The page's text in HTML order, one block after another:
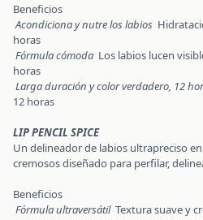
Beneficios
Acondiciona y nutre los labios
horas
Fórmula cómoda Los labios lucen
horas
Larga duración y color verdadero, 12
12 horas
LIP PENCIL SPICE
Un delineador de labios ultrapreciso
cremosos diseñado para perfilar,
Beneficios
Fórmula ultraversátil Textura suave y